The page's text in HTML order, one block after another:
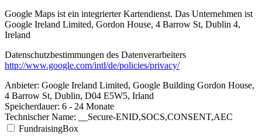
Google Maps ist ein integrierter Kartendienst. Das Unternehmen ist
Google Ireland Limited, Gordon House, 4 Barrow St, Dublin 4,
Ireland
Datenschutzbestimmungen des Datenverarbeiters
http://www.google.com/intl/de/policies/privacy/
Anbieter: Google Ireland Limited, Google Building Gordon House,
4 Barrow St, Dublin, D04 E5W5, Irland
Speicherdauer: 6 - 24 Monate
Technischer Name: __Secure-ENID,SOCS,CONSENT,AEC
FundraisingBox